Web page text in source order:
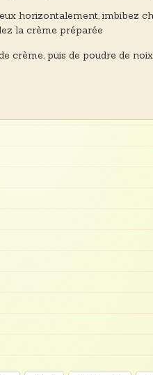
horizontalement, imbibez
la crème préparée
crème, puis de poudre de